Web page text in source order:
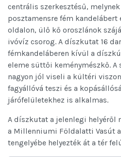
centrális szerkesztésű,
posztamensre fém kandelábert
oldalon, ülő kő oroszlánok
ivóvíz csorog. A díszkutat 16
fémkandeláberen kívül a
eleme süttői keménymészkő.
nagyon jól viseli a kültéri
fagyállóvá teszi és a
járófelületekhez is alkalmas.
A díszkutat a jelenlegi helyéről
a Millenniumi Földalatti Vasút
tengelyébe helyezték át a tér